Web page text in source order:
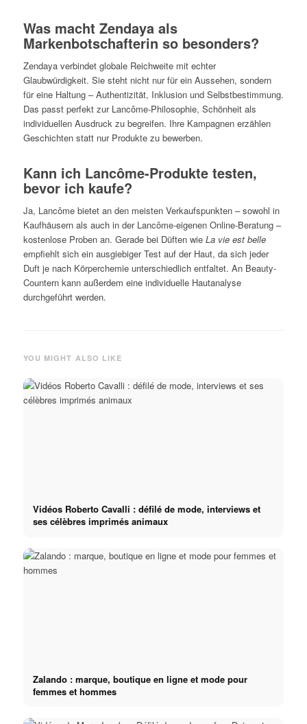
Was macht Zendaya als
Markenbotschafterin so besonders?
Zendaya verbindet globale Reichweite mit echter
Glaubwürdigkeit. Sie steht nicht nur für ein Aussehen, sondern
für eine Haltung – Authentizität, Inklusion und Selbstbestimmung.
Das passt perfekt zur Lancôme-Philosophie, Schönheit als
individuellen Ausdruck zu begreifen. Ihre Kampagnen erzählen
Geschichten statt nur Produkte zu bewerben.
Kann ich Lancôme-Produkte testen,
bevor ich kaufe?
Ja, Lancôme bietet an den meisten Verkaufspunkten – sowohl in
Kaufhäusern als auch in der Lancôme-eigenen Online-Beratung –
kostenlose Proben an. Gerade bei Düften wie La vie est belle
empfiehlt sich ein ausgiebiger Test auf der Haut, da sich jeder
Duft je nach Körperchemie unterschiedlich entfaltet. An Beauty-
Countern kann außerdem eine individuelle Hautanalyse
durchgeführt werden.
YOU MIGHT ALSO LIKE
Vidéos Roberto Cavalli : défilé de mode, interviews et
ses célèbres imprimés animaux
Zalando : marque, boutique en ligne et mode pour
femmes et hommes